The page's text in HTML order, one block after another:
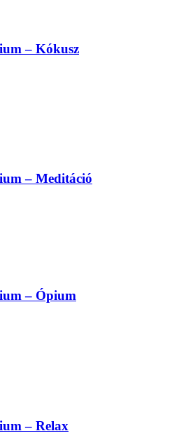
– Kókusz
– Meditáció
– Ópium
– Relax